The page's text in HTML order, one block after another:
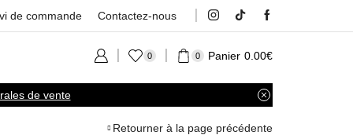
de commande Contactez-nous
0 0 Panier 0.00€
de vente
Retourner à la page précédente